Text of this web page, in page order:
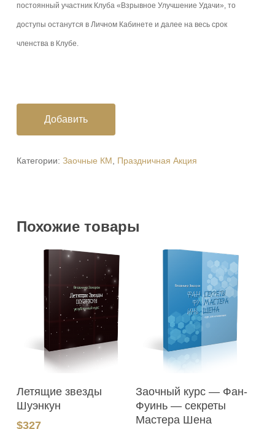
постоянный участник Клуба «Взрывное Улучшение Удачи», то
доступы останутся в Личном Кабинете и далее на весь срок
членства в Клубе.
Добавить
Категории: Заочные КМ Праздничная Акция
Похожие товары
Летящие звезды
Шуэнкун
$327
В Корзину
Заочный курс — Фан-
Фуинь — секреты
Мастера Шена